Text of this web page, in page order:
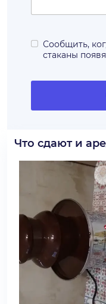
Сообщить,
стаканы
Что сдают и